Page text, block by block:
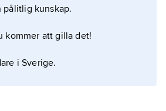
bland annat
1948), är starkt dödspräglad.
kunskap.
kommer att gilla det!
i Sverige.